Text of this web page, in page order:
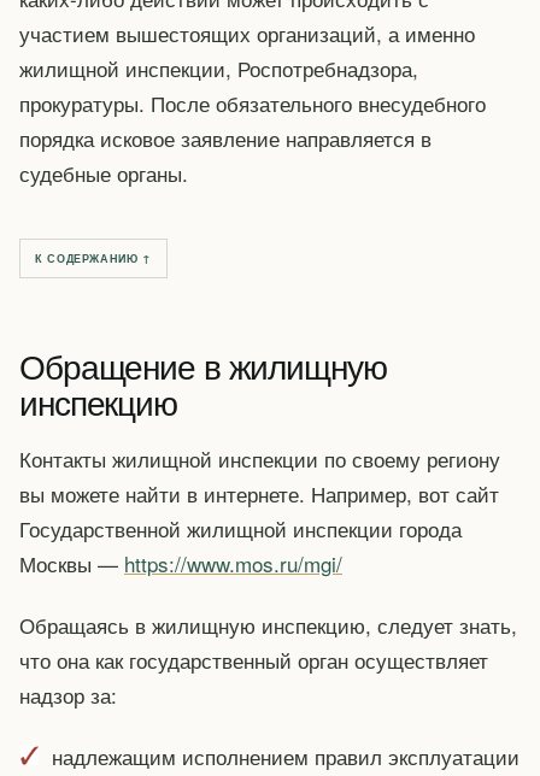
участием вышестоящих организаций, а именно
жилищной инспекции, Роспотребнадзора,
прокуратуры. После обязательного внесудебного
порядка исковое заявление направляется в
судебные органы.
К СОДЕРЖАНИЮ ↑
Обращение в жилищную
инспекцию
Контакты жилищной инспекции по своему региону
вы можете найти в интернете. Например, вот сайт
Государственной жилищной инспекции города
Москвы — https://www.mos.ru/mgi/
Обращаясь в жилищную инспекцию, следует знать,
что она как государственный орган осуществляет
надзор за:
надлежащим исполнением правил эксплуатации